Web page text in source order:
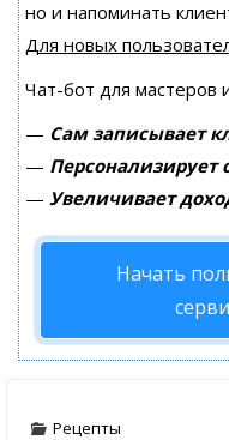
но и напоминать
Для новых
Чат-бот для мастеров
— Сам записывает
— Персонализирует
— Увеличивает
Начать
Рецепты